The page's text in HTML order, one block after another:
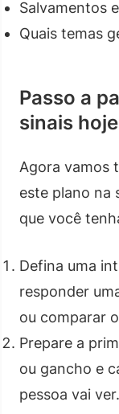
Salvamentos
Quais temas
Passo a
sinais
Agora vamos
este plano na
que você
Defina uma
responder
ou comparar
Prepare a
ou gancho e
pessoa vai ver.